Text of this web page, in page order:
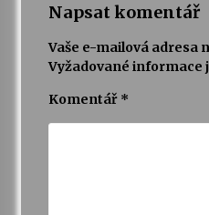
Petr Adamec –
Napsat komentář
Vaše e-mailová adresa
Vyžadované informace
Komentář *